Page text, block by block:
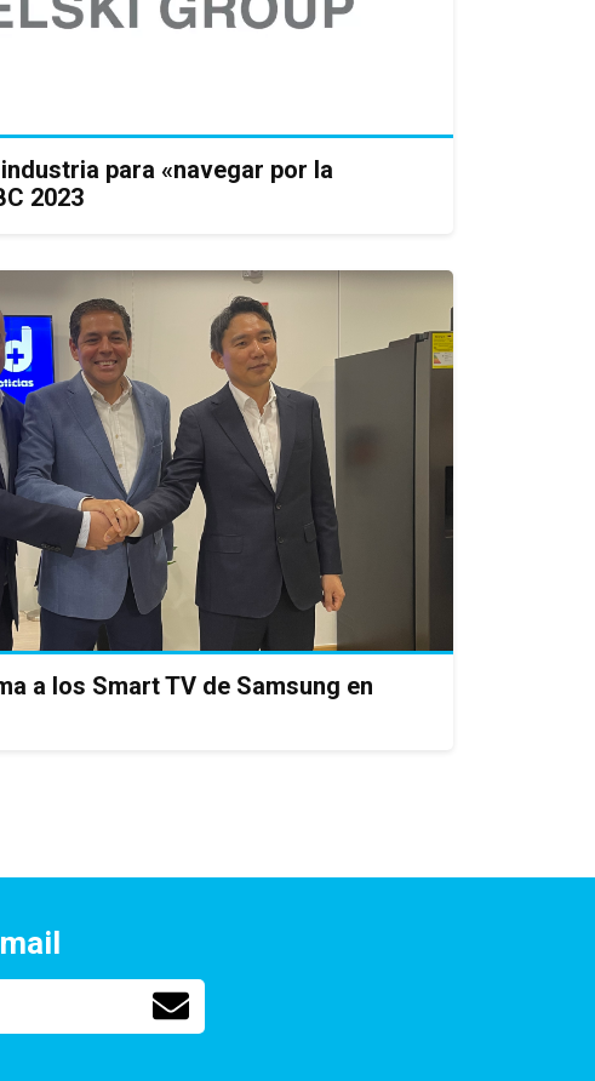
para «navegar por la
2023
a los Smart TV de Samsung en